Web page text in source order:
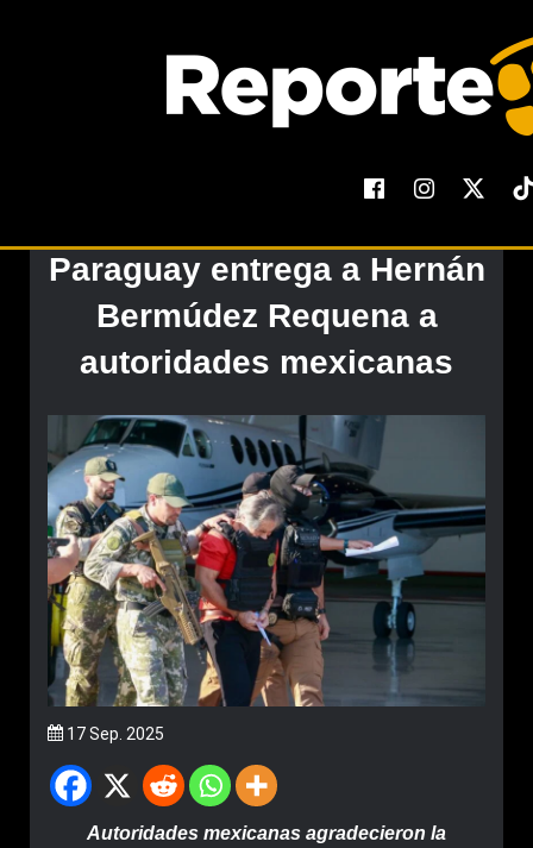
Paraguay entrega a Hernán
Bermúdez Requena a
autoridades mexicanas
17 Sep. 2025
Autoridades mexicanas agradecieron la